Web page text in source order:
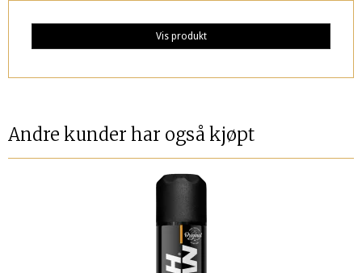
Vis produkt
Andre kunder har også kjøpt